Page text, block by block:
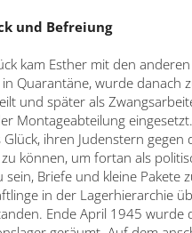
und Befreiung
kam Esther mit den
Quarantäne, wurde danach
und später als
Montageabteilung
Glück, ihren Judenstern gegen
können, um fortan als
sein, Briefe und kleine Pakete
in der Lagerhierarchie
Ende April 1945 wurde